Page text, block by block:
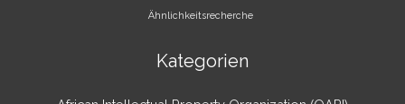
Ähnlichkeitsrecherche
Kategorien